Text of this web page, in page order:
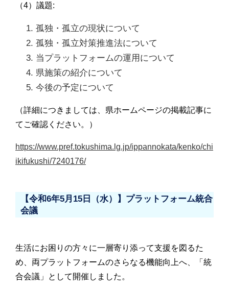
（4）議題:
孤独・孤立の現状について
孤独・孤立対策推進法について
当プラットフォームの運用について
県施策の紹介について
今後の予定について
（詳細につきましては、県ホームページの掲載記事に
てご確認ください。）
https://www.pref.tokushima.lg.jp/ippannokata/kenko/chi
ikifukushi/7240176/
【令和6年5月15日（水）】プラットフォーム統合
会議
生活にお困りの方々に一層寄り添って支援を図るた
め、両プラットフォームのさらなる機能向上へ、「統
合会議」として開催しました。